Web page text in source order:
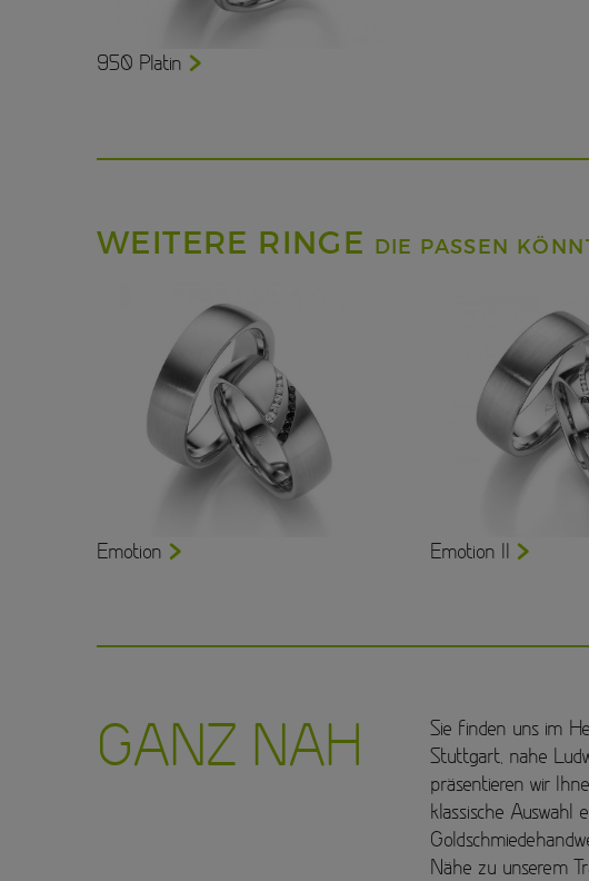
950 Platin
WEITERE RINGE DIE PASSEN
Emotion Emotion II
GANZ NAH
Sie finden uns im
Stuttgart, nahe
präsentieren wir
klassische Auswahl
Nähe zu unserem